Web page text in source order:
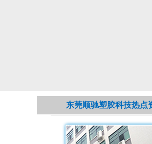
东莞顺驰塑胶科技热点